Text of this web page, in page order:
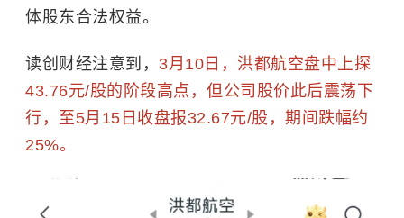
体股东合法权益。
读创财经注意到， 3月10日，洪都航空盘中上探
43.76元/股的阶段高点，但公司股价此后震荡下
行，至5月15日收盘报32.67元/股，期间跌幅约
25%。